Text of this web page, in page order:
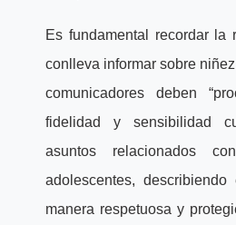
Es fundamental recordar la
conlleva informar sobre
comunicadores deben
fidelidad y sensibilidad
asuntos relacionados
adolescentes,
manera respetuosa y